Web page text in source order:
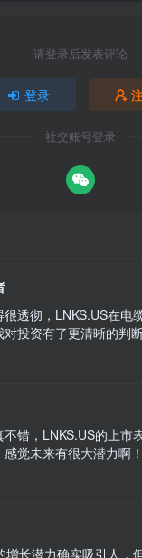
请登录后发表评论
登录
社交账号登录
透彻，LNKS.US在电
投资有了更清晰的判断
错，LNKS.US的上市
觉未来有很大潜力啊！
增长潜力确实吸引人，